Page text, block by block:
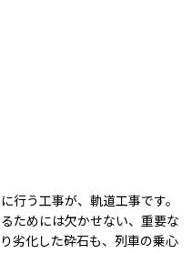
行う工事が、軌道工事です。
ためには欠かせない、重要な
劣化した砕石も、列車の乗心